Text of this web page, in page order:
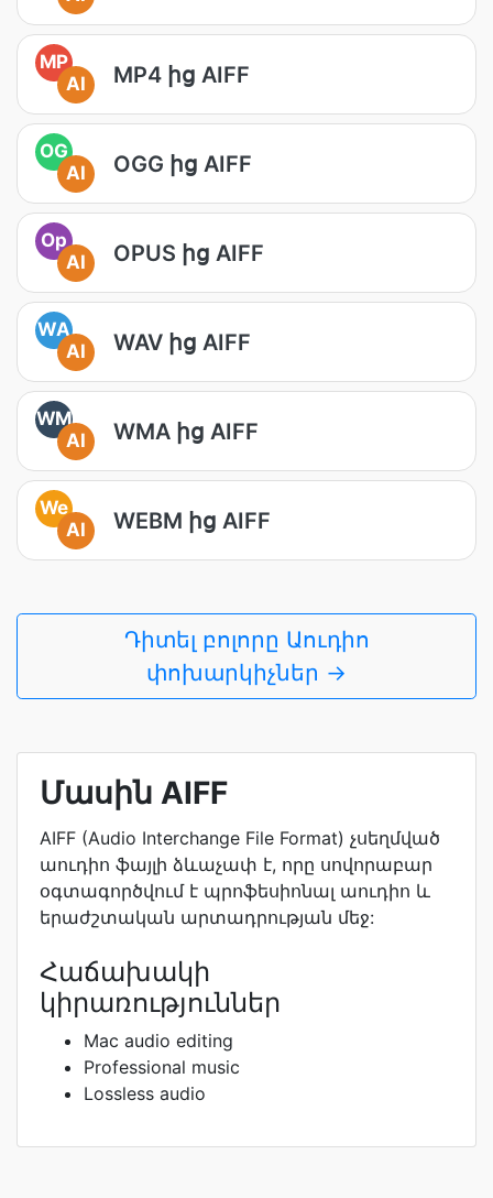
MP
AI
MP4 ից AIFF
OG
AI
OGG ից AIFF
Op
AI
OPUS ից AIFF
WA
AI
WAV ից AIFF
WM
AI
WMA ից AIFF
We
AI
WEBM ից AIFF
Դիտել բոլորը Աուդիո
փոխարկիչներ →
Մասին AIFF
AIFF (Audio Interchange File Format) չսեղմված
աուդիո ֆայլի ձևաչափ է, որը սովորաբար
օգտագործվում է պրոֆեսիոնալ աուդիո և
երաժշտական արտադրության մեջ:
Հաճախակի
կիրառություններ
Mac audio editing
Professional music
Lossless audio